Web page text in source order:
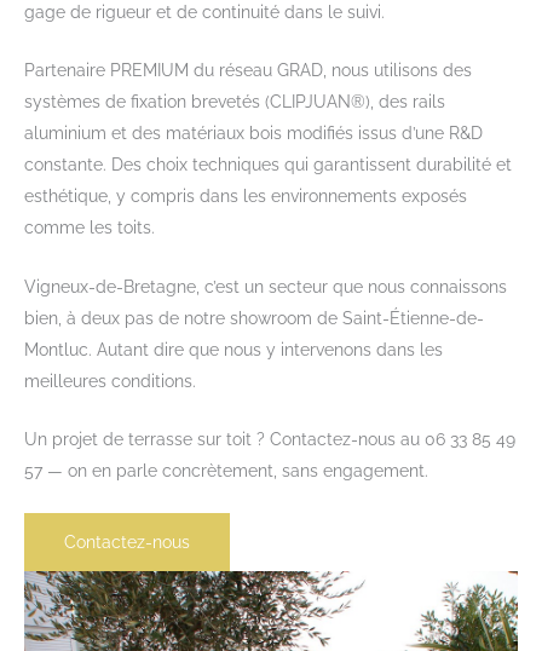
gage de rigueur et de continuité dans le suivi.
Partenaire PREMIUM du réseau GRAD, nous utilisons des
systèmes de fixation brevetés (CLIPJUAN®), des rails
aluminium et des matériaux bois modifiés issus d’une R&D
constante. Des choix techniques qui garantissent durabilité et
esthétique, y compris dans les environnements exposés
comme les toits.
Vigneux-de-Bretagne, c’est un secteur que nous connaissons
bien, à deux pas de notre showroom de Saint-Étienne-de-
Montluc. Autant dire que nous y intervenons dans les
meilleures conditions.
Un projet de terrasse sur toit ? Contactez-nous au 06 33 85 49
57 — on en parle concrètement, sans engagement.
Contactez-nous